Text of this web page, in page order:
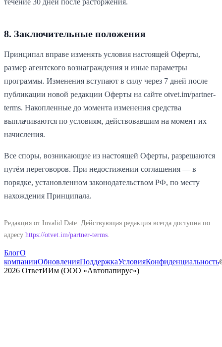
8. Заключительные положения
Принципал вправе изменять условия настоящей Оферты,
размер агентского вознаграждения и иные параметры
программы. Изменения вступают в силу через 7 дней после
публикации новой редакции Оферты на сайте otvet.im/partner-
terms. Накопленные до момента изменения средства
выплачиваются по условиям, действовавшим на момент их
начисления.
Все споры, возникающие из настоящей Оферты, разрешаются
путём переговоров. При недостижении соглашения — в
порядке, установленном законодательством РФ, по месту
нахождения Принципала.
Редакция от Invalid Date . Действующая редакция всегда доступна по
адресу https://otvet.im/partner-terms
БлогО
компанииОбновленияПоддержкаУсловияКонфиденциальность
2026 ОтветИИм (ООО «Автопапирус»)